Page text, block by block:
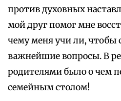
против духовных
мой друг помог мне
чему меня учи ли, чтобы
важнейшие вопросы. В
родителями было о чем
семейным столом!